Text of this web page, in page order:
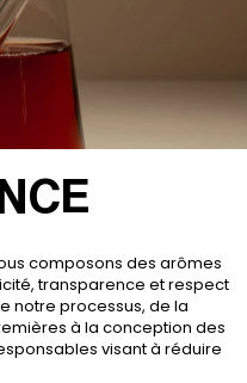
composons des arômes
transparence et respect
notre processus, de la
à la conception des
visant à réduire